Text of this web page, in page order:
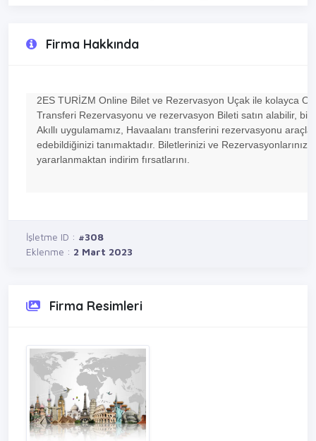
Firma Hakkında
2ES TURİZM Online Bilet ve Rezervasyon Uçak ile kolayca
Transferi Rezervasyonu ve rezervasyon Bileti satın alabilir,
Akıllı uygulamamız, Havaalanı transferini rezervasyonu
edebildiğinizi tanımaktadır. Biletlerinizi ve Rezervasyonlarınızı
yararlanmaktan indirim fırsatlarını.
İşletme ID : #308
Eklenme : 2 Mart 2023
Firma Resimleri